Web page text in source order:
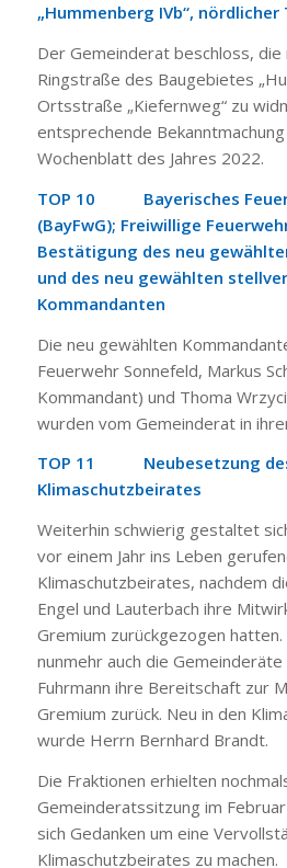
„Hummenberg IVb“,
Der Gemeinderat beschloss, die
Ringstraße des Baugebietes
Ortsstraße „Kiefernweg“ zu
entsprechende
Wochenblatt des Jahres 2022.
TOP 10 Bayerisches
(BayFwG); Freiwillige
Bestätigung des neu
und des neu gewählten
Kommandanten
Die neu gewählten
Feuerwehr Sonnefeld, Markus
Kommandant) und Thoma
wurden vom Gemeinderat in
TOP 11 Neubesetzung
Klimaschutzbeirates
Weiterhin schwierig gestaltet
vor einem Jahr ins Leben
Klimaschutzbeirates, nachdem
Engel und Lauterbach ihre
Gremium zurückgezogen
nunmehr auch die Gemeinderäte
Fuhrmann ihre Bereitschaft zur
Gremium zurück. Neu in den
wurde Herrn Bernhard Brandt.
Die Fraktionen erhielten
Gemeinderatssitzung im
sich Gedanken um eine
Klimaschutzbeirates zu machen.